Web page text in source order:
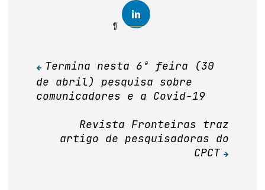
Navegação
de
Post
Termina nesta 6ª feira (30
de abril) pesquisa sobre
comunicadores e a Covid-19
Revista Fronteiras traz
artigo de pesquisadoras do
CPCT